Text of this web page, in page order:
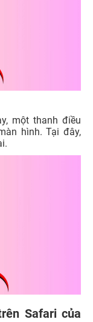
một thanh điều
hình. Tại đây,
Safari của